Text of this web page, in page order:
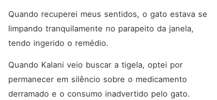
Quando recuperei meus sentidos, o gato estava se
limpando tranquilamente no parapeito da janela,
tendo ingerido o remédio.
Quando Kalani veio buscar a tigela, optei por
permanecer em silêncio sobre o medicamento
derramado e o consumo inadvertido pelo gato.